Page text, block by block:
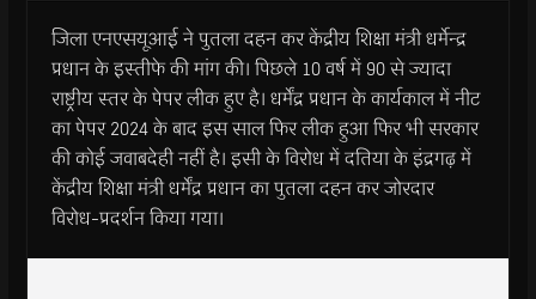
जिला एनएसयूआई ने पुतला दहन कर केंद्रीय शिक्षा मंत्री धर्मेन्द्र
प्रधान के इस्तीफे की मांग की। पिछले 10 वर्ष में 90 से ज्यादा
राष्ट्रीय स्तर के पेपर लीक हुए है। धर्मेंद्र प्रधान के कार्यकाल में नीट
का पेपर 2024 के बाद इस साल फिर लीक हुआ फिर भी सरकार
की कोई जवाबदेही नहीं है। इसी के विरोध में दतिया के इंद्रगढ़ में
केंद्रीय शिक्षा मंत्री धर्मेंद्र प्रधान का पुतला दहन कर जोरदार
विरोध-प्रदर्शन किया गया।